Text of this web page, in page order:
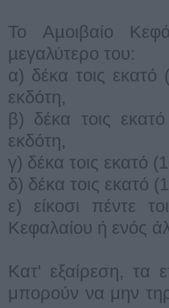
Το Αµοιβαίο
µεγαλύτερο του:
α) δέκα τοις
εκδότη,
β) δέκα τοις
εκδότη,
γ) δέκα τοις εκατό
δ) δέκα τοις εκατό
ε) είκοσι πέντε
Κεφαλαίου ή ενός
Κατ' εξαίρεση, τα
μπορούν να μην